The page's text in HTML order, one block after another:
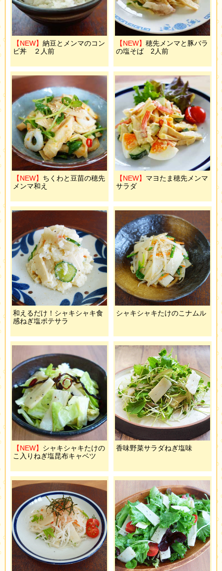
【NEW】 納豆とメンマのコン
ビ丼 ２人前
【NEW】 穂先メンマと豚バラ
の塩そば 2人前
【NEW】 ちくわと豆苗の穂先
メンマ和え
【NEW】 マヨたま穂先メンマ
サラダ
和えるだけ！シャキシャキ食
感ねぎ塩ポテサラ
シャキシャキたけのこナムル
【NEW】 シャキシャキたけの
こ入りねぎ塩昆布キャベツ
香味野菜サラダねぎ塩味